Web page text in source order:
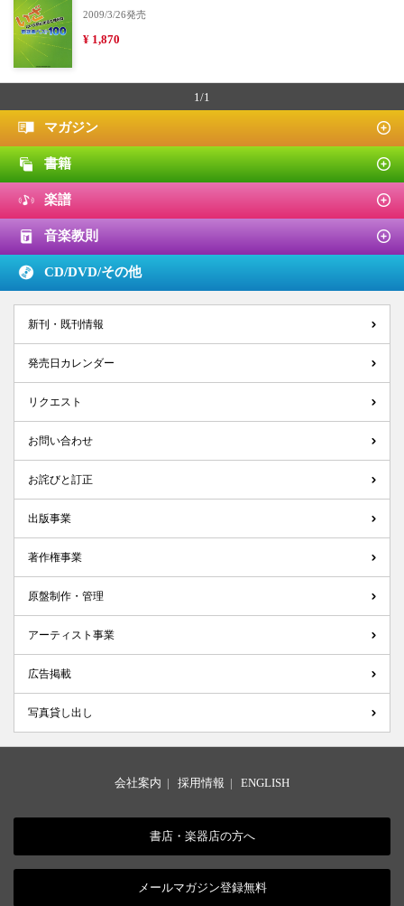
2009/3/26発売
¥ 1,870
1/1
マガジン
書籍
楽譜
音楽教則
CD/DVD/その他
新刊・既刊情報
発売日カレンダー
リクエスト
お問い合わせ
お詫びと訂正
出版事業
著作権事業
原盤制作・管理
アーティスト事業
広告掲載
写真貸し出し
会社案内 | 採用情報 | ENGLISH
書店・楽器店の方へ
メールマガジン登録無料